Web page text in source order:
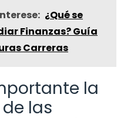
¿Qué se
Finanzas? Guía
Carreras
la
las